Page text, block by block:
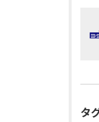
タ